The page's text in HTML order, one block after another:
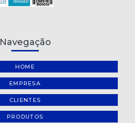
Navegação
HOME
EMPRESA
CLIENTES
PRODUTOS